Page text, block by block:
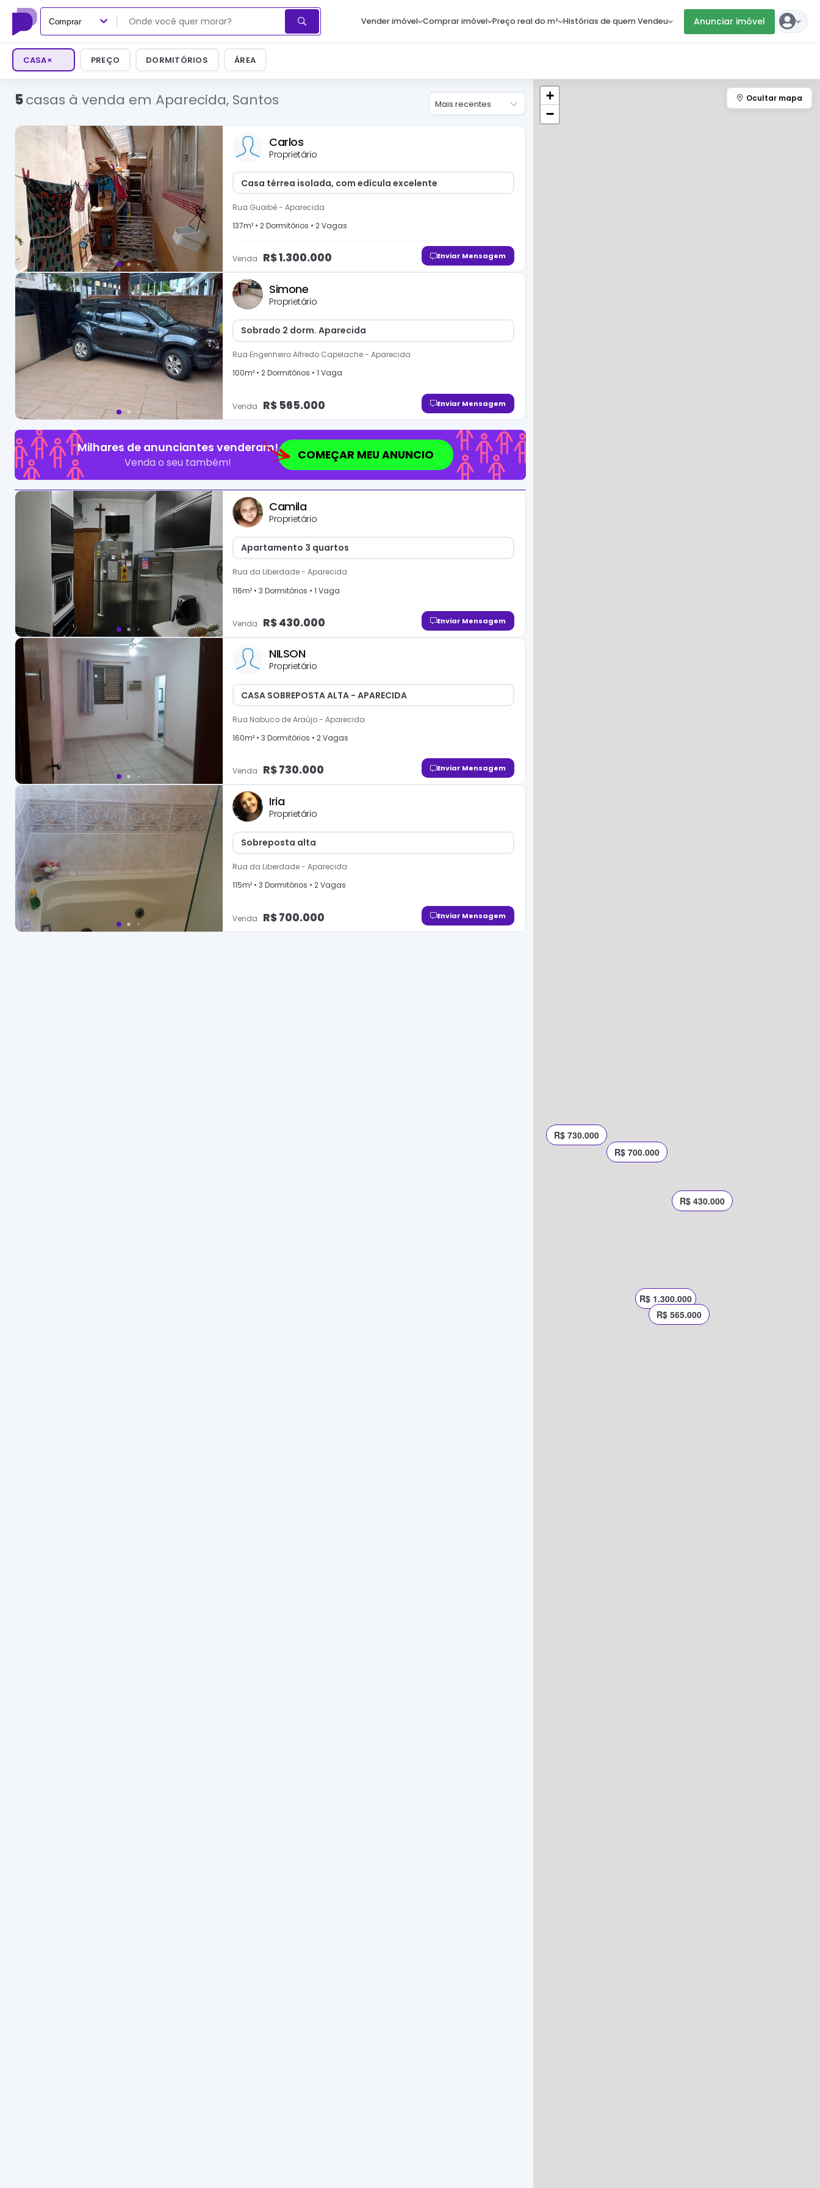
Comprar Vender imóvel Comprar imóvel Preço real do m² Histórias de quem Vendeu Anunciar imóvel
CASA× PREÇO DORMITÓRIOS ÁREA
5casas à venda em Aparecida, Santos Mais recentes
Carlos
Proprietário
Casa térrea isolada, com edícula excelente
Rua Guaibê- Aparecida
137m² • 2Dormitórios • 2Vagas
Venda R$1.300.000 Enviar Mensagem
Simone
Proprietário
Sobrado 2 dorm. Aparecida
Rua Engenheiro Alfredo Capelache- Aparecida
100m² • 2Dormitórios • 1 Vaga
Venda R$ 565.000 Enviar Mensagem
Milhares de anunciantes venderam!
Venda o seu também!
COMEÇAR MEU ANUNCIO
Camila
Proprietário
Apartamento 3 quartos
Rua da Liberdade- Aparecida
116m² • 3 Dormitórios • 1 Vaga
Venda R$430.000 Enviar Mensagem
NILSON
Proprietário
CASA SOBREPOSTA ALTA - APARECIDA
Rua Nabuco de Araújo- Aparecida
160m² • 3 Dormitórios • 2Vagas
Venda R$730.000 Enviar Mensagem
Iria
Proprietário
Sobreposta alta
Rua da Liberdade- Aparecida
115m² • 3 Dormitórios • 2Vagas
Venda R$700.000 Enviar Mensagem
R$ 1.300.000
R$ 565.000
R$ 430.000
R$ 730.000
R$ 700.000
+
−